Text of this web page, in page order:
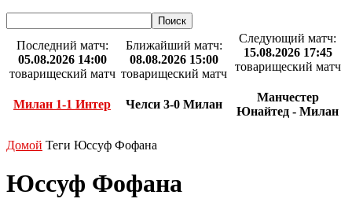
Последний матч:
05.08.2026 14:00
товарищеский матч
Милан 1-1 Интер
Ближайший матч:
08.08.2026 15:00
товарищеский матч
Челси 3-0 Милан
Следующий матч:
15.08.2026 17:45
товарищеский матч
Манчестер
Юнайтед - Милан
Домой Теги Юссуф Фофана
Юссуф Фофана